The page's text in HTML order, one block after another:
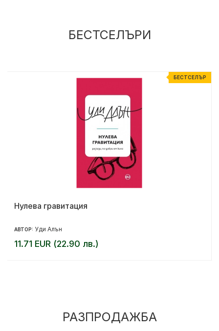
БЕСТСЕЛЪРИ
БЕСТСЕЛЪР
Нулева гравитация
АВТОР: Уди Алън
11.71 EUR (22.90 лв.)
РАЗПРОДАЖБА